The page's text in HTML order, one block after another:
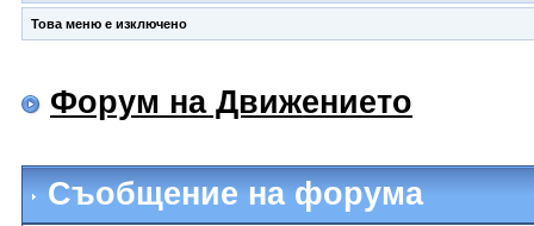
Това меню е изключено
Форум на Движението
Съобщение на форума